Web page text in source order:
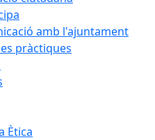
amb l'ajuntament
pràctiques
Ètica